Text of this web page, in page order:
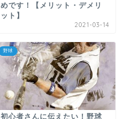
めです！【メリット・デメリ
ット】
2021-03-14
野球
初心者さんに伝えたい！野球